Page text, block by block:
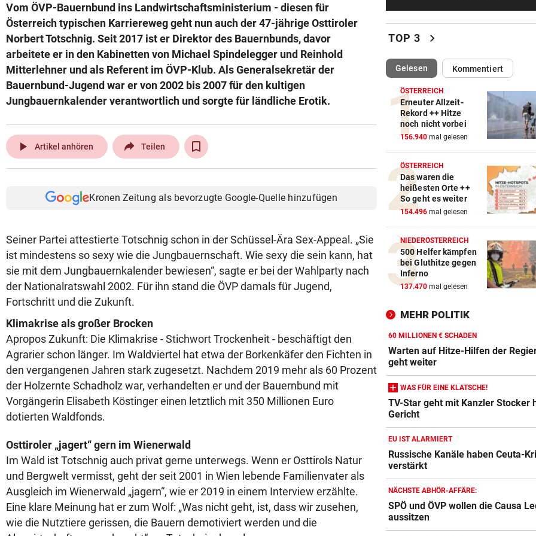
Vom ÖVP-Bauernbund ins Landwirtschaftsministerium - diesen für
Österreich typischen Karriereweg geht nun auch der 47-jährige Osttiroler
Norbert Totschnig. Seit 2017 ist er Direktor des Bauernbunds, davor
arbeitete er in den Kabinetten von Michael Spindelegger und Reinhold
Mitterlehner und als Referent im ÖVP-Klub. Als Generalsekretär der
Bauernbund-Jugend war er von 2002 bis 2007 für den kultigen
Jungbauernkalender verantwortlich und sorgte für ländliche Erotik.
play_arrow Artikel anhören Teilen
Kronen Zeitung als bevorzugte Google-Quelle hinzufügen
Seiner Partei attestierte Totschnig schon in der Schüssel-Ära Sex-Appeal. „Sie
ist mindestens so sexy wie die Jungbauernschaft. Wie sexy die sein kann, hat
sie mit dem Jungbauernkalender bewiesen“, sagte er bei der Wahlparty nach
der Nationalratswahl 2002. Für ihn stand die ÖVP damals für Jugend,
Fortschritt und die Zukunft.
Klimakrise als großer Brocken
Apropos Zukunft: Die Klimakrise - Stichwort Trockenheit - beschäftigt den
Agrarier schon länger. Im Waldviertel hat etwa der Borkenkäfer den Fichten in
den vergangenen Jahren stark zugesetzt. Nachdem 2019 mehr als 60 Prozent
der Holzernte Schadholz war, verhandelten er und der Bauernbund mit
Vorgängerin Elisabeth Köstinger einen letztlich mit 350 Millionen Euro
dotierten Waldfonds.
Osttiroler „jagert“ gern im Wienerwald
Im Wald ist Totschnig auch privat gerne unterwegs. Wenn er Osttirols Natur
und Bergwelt vermisst, geht der seit 2001 in Wien lebende Familienvater als
Ausgleich im Wienerwald „jagern“, wie er 2019 in einem Interview erzählte.
Eine klare Meinung hat er zum Wolf: „Was nicht geht, ist, dass wir zusehen,
wie die Nutztiere gerissen, die Bauern demotiviert werden und die
ÖFB-Kicker Wimmer packt
Morddrohungen aus
Spanien-Star Rodri vor
zum FC Barcelona
2 JAHRE LANG GETESTET
Drei Steirer tüfteln an der
Boxershort
„In der Wohnung war es
und stockfinster“
CONFERENCE LEAGUE
Später Doppelschlag fixiert
Rapid-Sieg in Estland
60 MILLIONEN € SCHADEN
Warten auf Hitze-Hilfen der
Auch in der Slowakei neuer
Allzeit-Rekord
WAS FÜR EINE KLATSCHE!
TV-Star geht mit Kanzler
hart ins Gericht
Bach wurde in Pinzgauer Ort
reißendem Fluss
WUNDER MUSS HER
Fünfmal probiert – einmal
Sturm Kraftakt!
TOP 3 chevron_right
Gelesen(ausgewählt)Kommentiert
ÖSTERREICH
Erneuter Allzeit-
Rekord ++ Hitze
noch nicht vorbei
156.940 mal gelesen
ÖSTERREICH
Das waren die
heißesten Orte ++
So geht es weiter
154.496 mal gelesen
NIEDERÖSTERREICH
500 Helfer kämpfen
bei Gluthitze gegen
Inferno
137.470 mal gelesen
MEHR POLITIK
60 MILLIONEN € SCHADEN
Warten auf Hitze-Hilfen der
geht weiter
WAS FÜR EINE KLATSCHE!
TV-Star geht mit Kanzler Stocker
Gericht
EU IST ALARMIERT
Russische Kanäle haben Ceuta-
verstärkt
NÄCHSTE ABHÖR-AFFÄRE:
SPÖ und ÖVP wollen die Causa
aussitzen